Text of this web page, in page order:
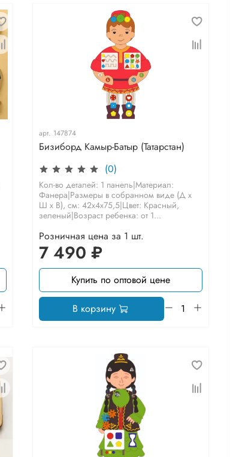
арт. 147874
Бизиборд Камыр-Батыр (Татарстан)
(0)
Кол-во деталей: 1 панель|Материал:
Фанера|Размеры в собранном виде (Д х
Ш х В), см: 42х4х75,5|Цвет: Красный,
зеленый|Возраст ребенка: от 1...
Розничная цена за 1 шт.
7 490 ₽
Купить по оптовой цене
В корзину